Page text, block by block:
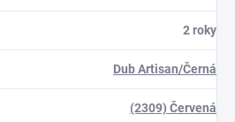
2 roky
Dub Artisan/Černá
(2309) Červená